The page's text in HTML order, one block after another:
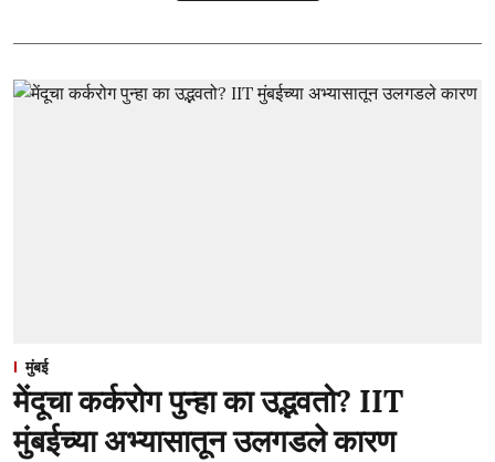
मुंबई
मेंदूचा कर्करोग पुन्हा का उद्भवतो? IIT
मुंबईच्या अभ्यासातून उलगडले कारण